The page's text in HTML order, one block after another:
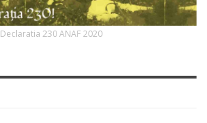
Declaratia 230 ANAF 2020